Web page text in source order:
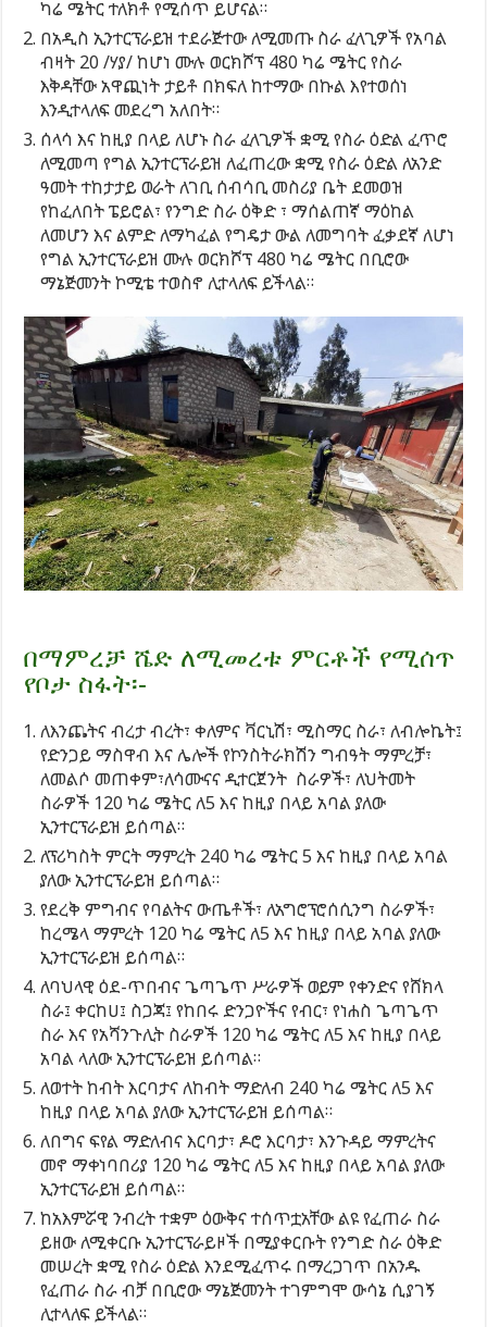
ካሬ ሜትር ተለክቶ የሚሰጥ ይሆናል።
በአዲስ ኢንተርፕራይዝ ተደራጅተው ለሚመጡ ስራ ፈላጊዎች የአባል
ብዛት 20 /ሃያ/ ከሆነ ሙሉ ወርክሾፕ 480 ካሬ ሜትር የስራ
እቅዳቸው አዋጪነት ታይቶ በክፍለ ከተማው በኩል እየተወሰነ
እንዲተላለፍ መደረግ አለበት።
ሰላሳ እና ከዚያ በላይ ለሆኑ ስራ ፈላጊዎች ቋሚ የስራ ዕድል ፈጥሮ
ለሚመጣ የግል ኢንተርፕራይዝ ለፈጠረው ቋሚ የስራ ዕድል ለአንድ
ዓመት ተከታታይ ወራት ለገቢ ሰብሳቢ መስሪያ ቤት ደመወዝ
የከፈለበት ፔይሮል፣ የንግድ ስራ ዕቅድ ፣ ማሰልጠኛ ማዕከል
ለመሆን እና ልምድ ለማካፈል የግዴታ ውል ለመግባት ፈቃደኛ ለሆነ
የግል ኢንተርፕራይዝ ሙሉ ወርክሾፕ 480 ካሬ ሜትር በቢሮው
ማኔጅመንት ኮሚቴ ተወስኖ ሊተላለፍ ይችላል።
በማምረቻ ሼድ ለሚመረቱ ምርቶች የሚሰጥ
የቦታ ስፋት፡-
ለእንጨትና ብረታ ብረት፣ ቀለምና ቫርኒሽ፣ ሚስማር ስራ፣ ለብሎኬት፤
የድንጋይ ማስዋብ እና ሌሎች የኮንስትራክሽን ግብዓት ማምረቻ፣
ለመልሶ መጠቀም፣ለሳሙናና ዲተርጀንት ስራዎች፣ ለህትመት
ስራዎች 120 ካሬ ሜትር ለ5 እና ከዚያ በላይ አባል ያለው
ኢንተርፕራይዝ ይሰጣል።
ለፕሪካስት ምርት ማምረት 240 ካሬ ሜትር 5 እና ከዚያ በላይ አባል
ያለው ኢንተርፕራይዝ ይሰጣል።
የደረቅ ምግብና የባልትና ውጤቶች፣ ለአግሮፕሮሰሲንግ ስራዎች፣
ከረሜላ ማምረት 120 ካሬ ሜትር ለ5 እና ከዚያ በላይ አባል ያለው
ኢንተርፕራይዝ ይሰጣል።
ለባህላዊ ዕደ-ጥበብና ጌጣጌጥ ሥራዎች ወይም የቀንድና የሸክላ
ስራ፤ ቀርከሀ፤ ስጋጃ፤ የከበሩ ድንጋዮችና የብር፣ የነሐስ ጌጣጌጥ
ስራ እና የአሻንጉሊት ስራዎች 120 ካሬ ሜትር ለ5 እና ከዚያ በላይ
አባል ላለው ኢንተርፕራይዝ ይሰጣል።
ለወተት ከብት እርባታና ለከብት ማድለብ 240 ካሬ ሜትር ለ5 እና
ከዚያ በላይ አባል ያለው ኢንተርፕራይዝ ይሰጣል።
ለበግና ፍየል ማድለብና እርባታ፣ ዶሮ እርባታ፣ እንጉዳይ ማምረትና
መኖ ማቀነባበሪያ 120 ካሬ ሜትር ለ5 እና ከዚያ በላይ አባል ያለው
ኢንተርፕራይዝ ይሰጣል።
ከአእምሯዊ ንብረት ተቋም ዕውቅና ተሰጥቷአቸው ልዩ የፈጠራ ስራ
ይዘው ለሚቀርቡ ኢንተርፕራይዞች በሚያቀርቡት የንግድ ስራ ዕቅድ
መሠረት ቋሚ የስራ ዕድል እንደሚፈጥሩ በማረጋገጥ በአንዱ
የፈጠራ ስራ ብቻ በቢሮው ማኔጅመንት ተገምግሞ ውሳኔ ሲያገኝ
ሊተላለፍ ይችላል።